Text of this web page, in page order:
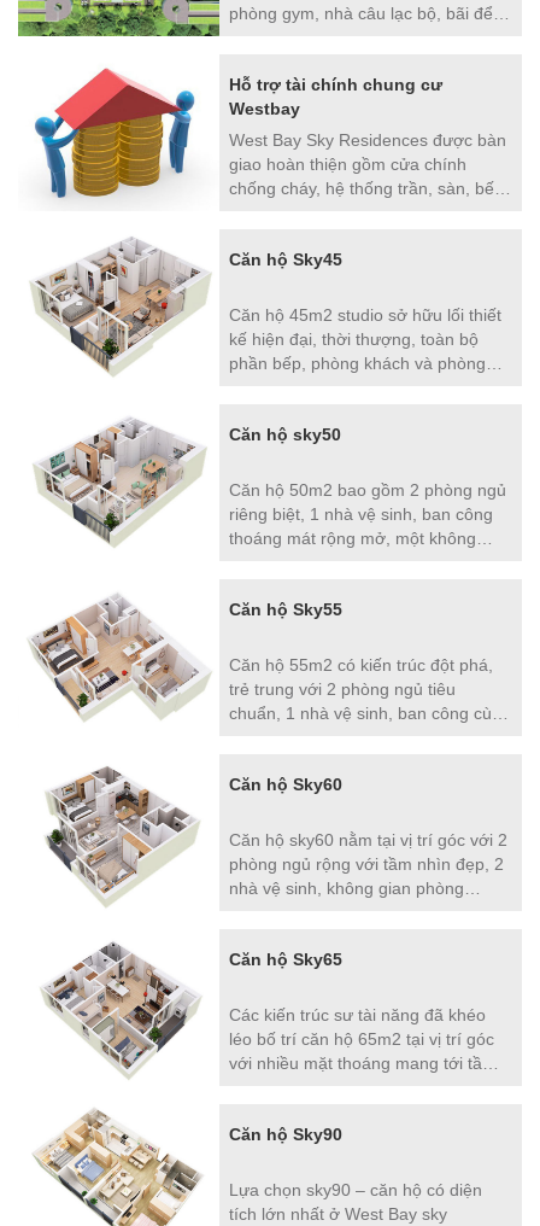
phòng gym, nhà câu lạc bộ, bãi để
Hỗ trợ tài chính chung cư
Westbay
West Bay Sky Residences được bàn
giao hoàn thiện gồm cửa chính
chống cháy, hệ thống trần, sàn, bếp,
những “căn hộ lý tưởng với giá
Căn hộ Sky45
Căn hộ 45m2 studio sở hữu lối thiết
kế hiện đại, thời thượng, toàn bộ
phần bếp, phòng khách và phòng
đều ở trong một mặt phẳng không
biến tấu theo ý đồ riêng của mình.
Căn hộ sky50
Căn hộ 50m2 bao gồm 2 phòng ngủ
riêng biệt, 1 nhà vệ sinh, ban công
thoáng mát rộng mở, một không
phù hợp với những gia đình trẻ hiện
Căn hộ Sky55
Căn hộ 55m2 có kiến trúc đột phá,
trẻ trung với 2 phòng ngủ tiêu
chuẩn, 1 nhà vệ sinh, ban công cùng
3 khi cần thiết.
Căn hộ Sky60
Căn hộ sky60 nằm tại vị trí góc với 2
phòng ngủ rộng với tầm nhìn đẹp, 2
nhà vệ sinh, không gian phòng
vượt trội. Các sản phẩm rất phù hợp
Căn hộ Sky65
Các kiến trúc sư tài năng đã khéo
léo bố trí căn hộ 65m2 tại vị trí góc
với nhiều mặt thoáng mang tới tầm
sinh, ban công lớn tạo nên chuẩn
Căn hộ Sky90
Lựa chọn sky90 – căn hộ có diện
tích lớn nhất ở West Bay sky